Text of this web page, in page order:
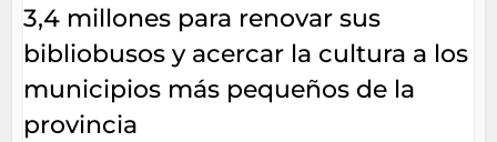
3,4 millones para renovar sus
bibliobusos y acercar la cultura a los
municipios más pequeños de la
provincia